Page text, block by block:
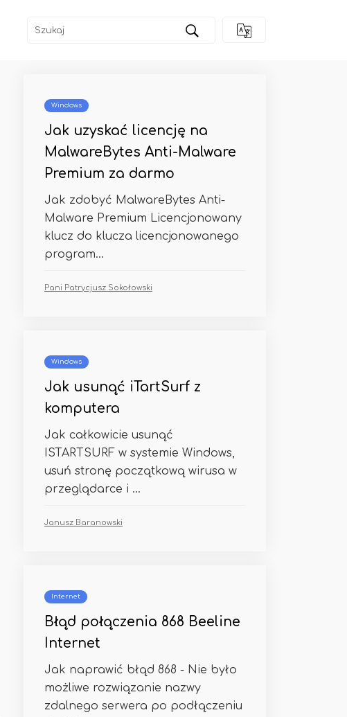
Windows
Jak uzyskać licencję na
MalwareBytes Anti-Malware
Premium za darmo
Jak zdobyć MalwareBytes Anti-
Malware Premium Licencjonowany
klucz do klucza licencjonowanego
program...
Pani Patrycjusz Sokołowski
Windows
Jak usunąć iTartSurf z
komputera
Jak całkowicie usunąć
ISTARTSURF w systemie Windows,
usuń stronę początkową wirusa w
przeglądarce i ...
Janusz Baranowski
Internet
Błąd połączenia 868 Beeline
Internet
Jak naprawić błąd 868 - Nie było
możliwe rozwiązanie nazwy
zdalnego serwera po podłączeniu